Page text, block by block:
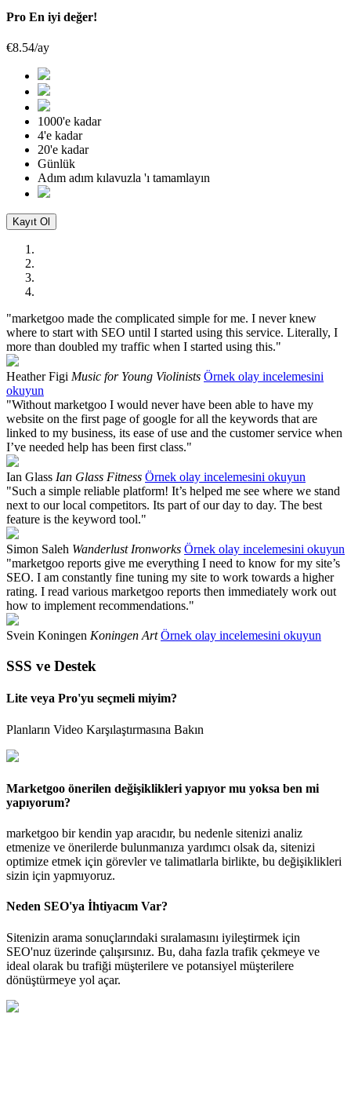
Pro En iyi değer!
€8.54/ay
1000'e kadar
4'e kadar
20'e kadar
Günlük
Adım adım kılavuzla 'ı tamamlayın
Kayıt Ol
"marketgoo made the complicated simple for me. I never knew
where to start with SEO until I started using this service. Literally, I
more than doubled my traffic when I started using this."
Heather Figi Music for Young Violinists Örnek olay incelemesini
okuyun
"Without marketgoo I would never have been able to have my
website on the first page of google for all the keywords that are
linked to my business, its ease of use and the customer service when
I’ve needed help has been first class."
Ian Glass Ian Glass Fitness Örnek olay incelemesini okuyun
"Such a simple reliable platform! It’s helped me see where we stand
next to our local competitors. Its part of our day to day. The best
feature is the keyword tool."
Simon Saleh Wanderlust Ironworks Örnek olay incelemesini okuyun
"marketgoo reports give me everything I need to know for my site’s
SEO. I am constantly fine tuning my site to work towards a higher
rating. I read various marketgoo reports then immediately work out
how to implement recommendations."
Svein Koningen Koningen Art Örnek olay incelemesini okuyun
SSS ve Destek
Lite veya Pro'yu seçmeli miyim?
Planların Video Karşılaştırmasına Bakın
Marketgoo önerilen değişiklikleri yapıyor mu yoksa ben mi
yapıyorum?
marketgoo bir kendin yap aracıdır, bu nedenle sitenizi analiz
etmenize ve önerilerde bulunmanıza yardımcı olsak da, sitenizi
optimize etmek için görevler ve talimatlarla birlikte, bu değişiklikleri
sizin için yapmıyoruz.
Neden SEO'ya İhtiyacım Var?
Sitenizin arama sonuçlarındaki sıralamasını iyileştirmek için
SEO'nuz üzerinde çalışırsınız. Bu, daha fazla trafik çekmeye ve
ideal olarak bu trafiği müşterilere ve potansiyel müşterilere
dönüştürmeye yol açar.